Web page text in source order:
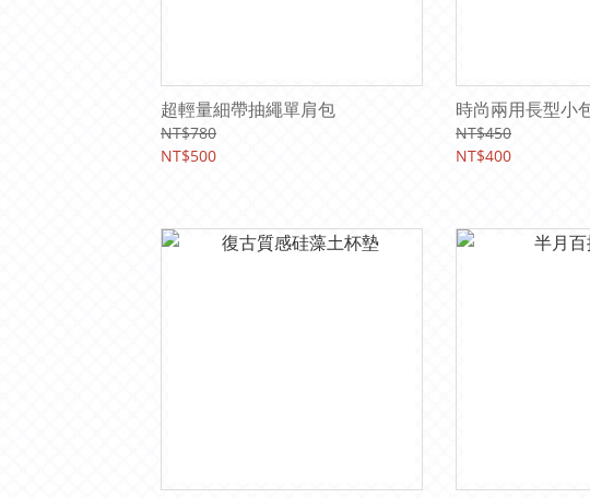
超輕量細帶抽繩單肩包
NT$780
NT$500
時尚兩用長型小
NT$450
NT$400